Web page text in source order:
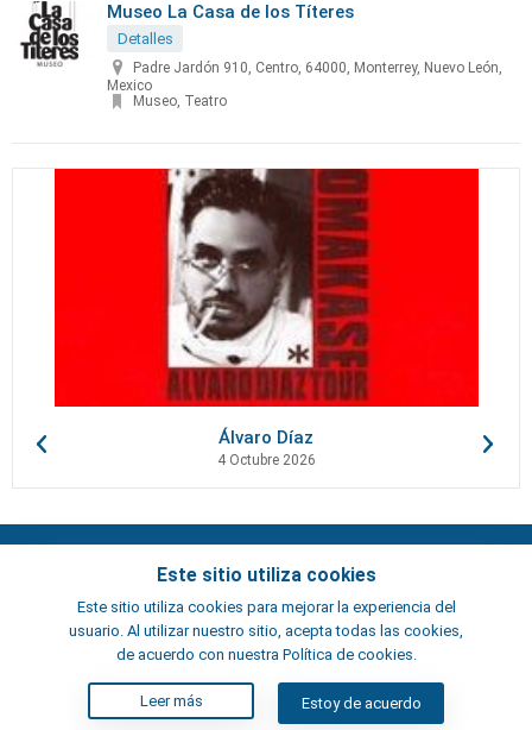
Museo La Casa de los Títeres
Detalles
Padre Jardón 910, Centro, 64000, Monterrey, Nuevo León,
Mexico
Museo, Teatro
Álvaro Díaz
4 Octubre 2026
Este sitio utiliza cookies
Este sitio utiliza cookies para mejorar la experiencia del
usuario. Al utilizar nuestro sitio, acepta todas las cookies,
de acuerdo con nuestra Política de cookies.
Leer más Estoy de acuerdo